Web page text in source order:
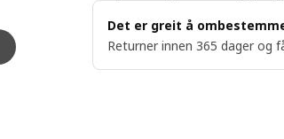
Det er greit å
Returner innen 365 dager og